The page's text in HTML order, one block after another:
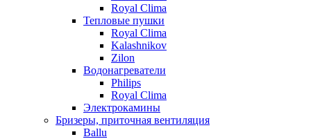
Royal Clima
Тепловые пушки
Royal Clima
Kalashnikov
Zilon
Водонагреватели
Philips
Royal Clima
Электрокамины
Бризеры, приточная вентиляция
Ballu